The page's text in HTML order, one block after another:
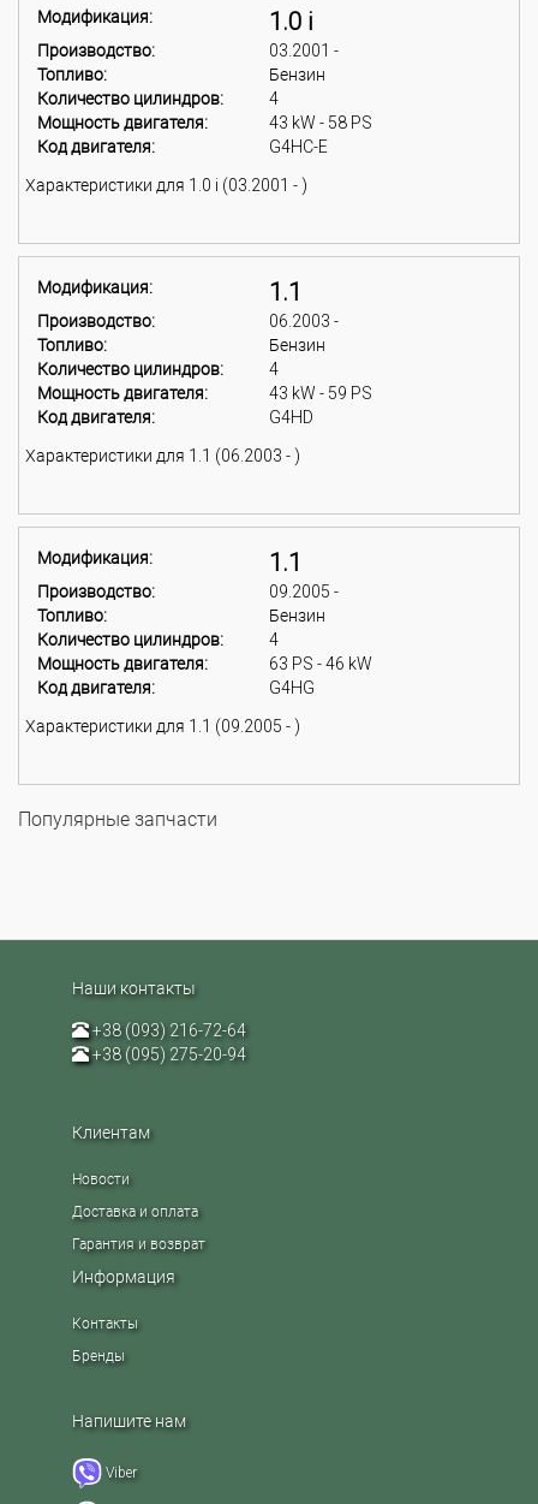
Модификация: 1.0 i
Производство:
03.2001 -
Топливо:
Бензин
Количество цилиндров:
4
Мощность двигателя:
43 kW - 58 PS
Код двигателя:
G4HC-E
Характеристики для 1.0 i (03.2001 - )
Модификация: 1.1
Производство:
06.2003 -
Топливо:
Бензин
Количество цилиндров:
4
Мощность двигателя:
43 kW - 59 PS
Код двигателя:
G4HD
Характеристики для 1.1 (06.2003 - )
Модификация: 1.1
Производство:
09.2005 -
Топливо:
Бензин
Количество цилиндров:
4
Мощность двигателя:
63 PS - 46 kW
Код двигателя:
G4HG
Характеристики для 1.1 (09.2005 - )
Популярные запчасти
Наши контакты
+38 (093) 216-72-64
+38 (095) 275-20-94
Клиентам
Новости
Доставка и оплата
Гарантия и возврат
Информация
Контакты
Бренды
Напишите нам
Viber